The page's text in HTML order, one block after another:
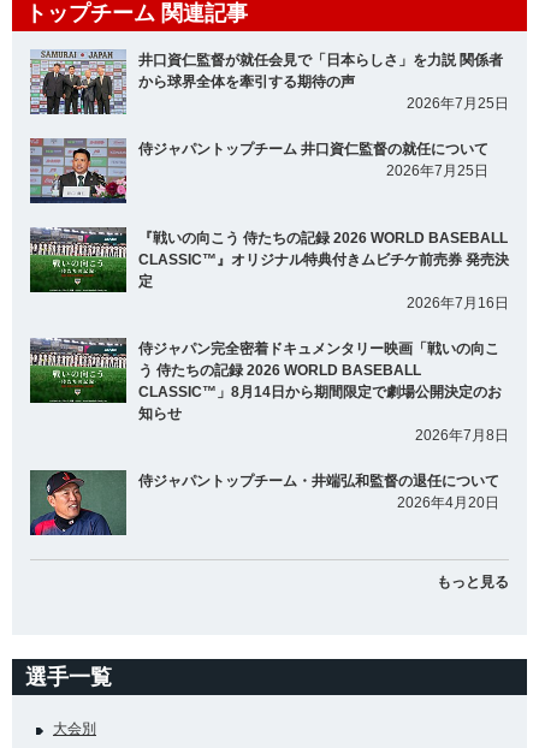
トップチーム 関連記事
井口資仁監督が就任会見で「日本らしさ」を力説 関係者
から球界全体を牽引する期待の声
2026年7月25日
侍ジャパントップチーム 井口資仁監督の就任について
2026年7月25日
『戦いの向こう 侍たちの記録 2026 WORLD BASEBALL
CLASSIC™』オリジナル特典付きムビチケ前売券 発売決
定
2026年7月16日
侍ジャパン完全密着ドキュメンタリー映画「戦いの向こ
う 侍たちの記録 2026 WORLD BASEBALL
CLASSIC™」8月14日から期間限定で劇場公開決定のお
知らせ
2026年7月8日
侍ジャパントップチーム・井端弘和監督の退任について
2026年4月20日
もっと見る
選手一覧
大会別